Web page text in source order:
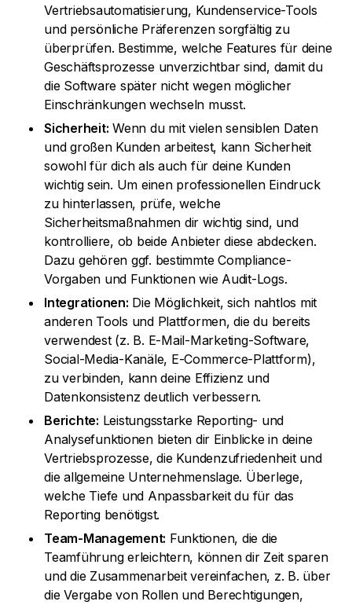
Vertriebsautomatisierung, Kundenservice-Tools
und persönliche Präferenzen sorgfältig zu
überprüfen. Bestimme, welche Features für deine
Geschäftsprozesse unverzichtbar sind, damit du
die Software später nicht wegen möglicher
Einschränkungen wechseln musst.
Sicherheit: Wenn du mit vielen sensiblen Daten
und großen Kunden arbeitest, kann Sicherheit
sowohl für dich als auch für deine Kunden
wichtig sein. Um einen professionellen Eindruck
zu hinterlassen, prüfe, welche
Sicherheitsmaßnahmen dir wichtig sind, und
kontrolliere, ob beide Anbieter diese abdecken.
Dazu gehören ggf. bestimmte Compliance-
Vorgaben und Funktionen wie Audit-Logs.
Integrationen: Die Möglichkeit, sich nahtlos mit
anderen Tools und Plattformen, die du bereits
verwendest (z. B. E-Mail-Marketing-Software,
Social-Media-Kanäle, E-Commerce-Plattform),
zu verbinden, kann deine Effizienz und
Datenkonsistenz deutlich verbessern.
Berichte: Leistungsstarke Reporting- und
Analysefunktionen bieten dir Einblicke in deine
Vertriebsprozesse, die Kundenzufriedenheit und
die allgemeine Unternehmenslage. Überlege,
welche Tiefe und Anpassbarkeit du für das
Reporting benötigst.
Team-Management: Funktionen, die die
Teamführung erleichtern, können dir Zeit sparen
und die Zusammenarbeit vereinfachen, z. B. über
die Vergabe von Rollen und Berechtigungen,